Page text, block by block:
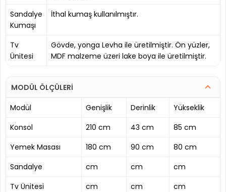
Sandalye
Kumaşı
İthal kumaş kullanılmıştır.
Tv
Ünitesi
Gövde, yonga Levha ile üretilmiştir. Ön yüzler,
MDF malzeme üzeri lake boya ile üretilmiştir.
MODÜL ÖLÇÜLERİ
Modül
Genişlik Derinlik
Yükseklik
Konsol
210 cm 43 cm
85 cm
Yemek Masası
180 cm 90 cm
80 cm
Sandalye
cm cm
cm
Tv Ünitesi
cm cm
cm